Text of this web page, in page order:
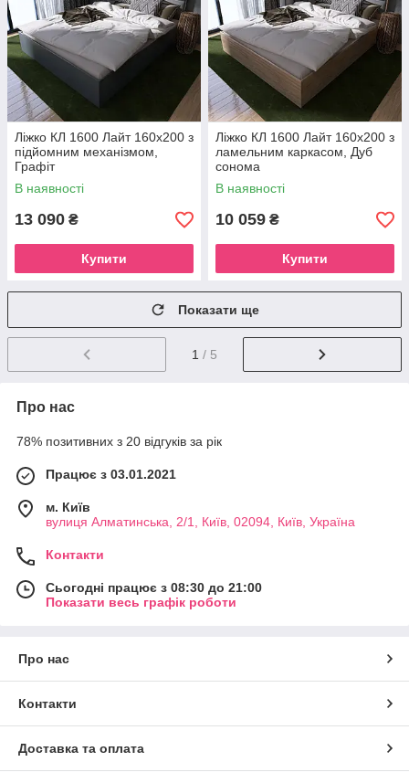
Ліжко КЛ 1600 Лайт 160х200 з
підйомним механізмом,
Графіт
В наявності
13 090 ₴
Купити
Ліжко КЛ 1600 Лайт 160х200 з
ламельним каркасом, Дуб
сонома
В наявності
10 059 ₴
Купити
Показати ще
1 / 5
Про нас
78% позитивних з 20 відгуків за рік
Працює з 03.01.2021
м. Київ
вулиця Алматинська, 2/1, Київ, 02094, Київ, Україна
Контакти
Сьогодні працює з 08:30 до 21:00
Показати весь графік роботи
Про нас
Контакти
Доставка та оплата